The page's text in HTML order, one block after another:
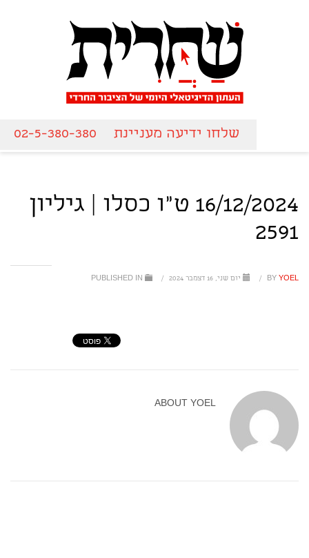
שלחו ידיעה מעניינת 02-5-380-380
16/12/2024 ט"ו כסלו | גיליון
2591
BY YOEL
/ יום שני, 16 דצמבר 2024 /
ABOUT YOEL